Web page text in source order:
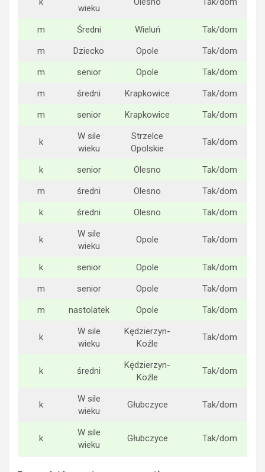
wieku
m Średni Wieluń
Tak/dom
m
Dziecko Opole
Tak/dom
m
senior Opole
Tak/dom
m
średni Krapkowice
Tak/dom
m
senior Krapkowice Tak/dom
k
W sile
wieku
Strzelce
Opolskie
Tak/dom
k senior Olesno
Tak/dom
m
średni Olesno
Tak/dom
k
średni Olesno Tak/dom
k
W sile
wieku
Opole Tak/dom
k senior Opole
Tak/dom
m
senior Opole
Tak/dom
m
nastolatek Opole Tak/dom
k
W sile
wieku
Kędzierzyn-
Koźle
Tak/dom
k średni
Kędzierzyn-
Koźle
Tak/dom
k
W sile
wieku
Głubczyce Tak/dom
k
W sile
wieku
Głubczyce Tak/dom